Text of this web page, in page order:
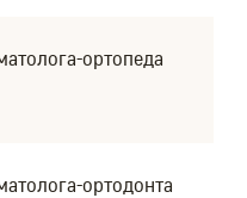
ортопеда
ортодонта